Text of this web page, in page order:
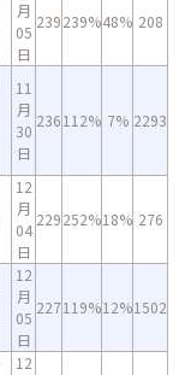
月
05
日
239239%48% 208
11
月
30
日
236112% 7% 2293
12
月
04
日
229252%18% 276
12
月
05
日
227119%12%1502
12